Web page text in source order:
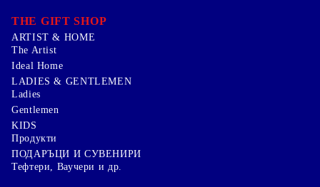
THE GIFT SHOP
ARTIST & HOME
The Artist
Ideal Home
LADIES & GENTLEMEN
Ladies
Gentlemen
KIDS
Продукти
ПОДАРЪЦИ И СУВЕНИРИ
Тефтери, Ваучери и др.